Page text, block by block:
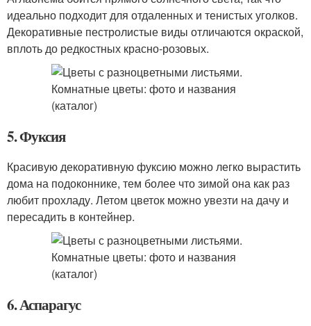
идеально подходит для отдаленных и тенистых уголков.
Декоративные пестролистые виды отличаются окраской,
вплоть до редкостных красно-розовых.
5. Фуксия
Красивую декоративную фуксию можно легко вырастить
дома на подоконнике, тем более что зимой она как раз
любит прохладу. Летом цветок можно увезти на дачу и
пересадить в контейнер.
6. Аспарагус